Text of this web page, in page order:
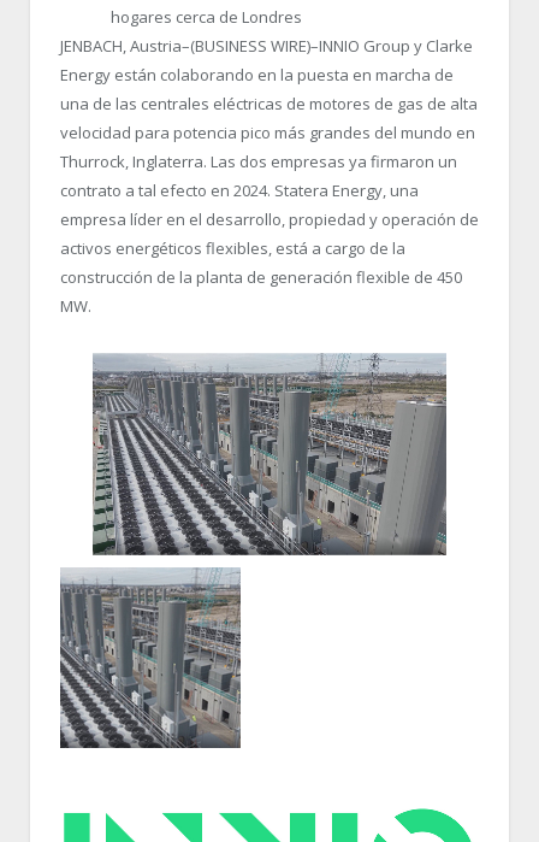
hogares cerca de Londres
JENBACH, Austria–(BUSINESS WIRE)–INNIO Group y Clarke
Energy están colaborando en la puesta en marcha de
una de las centrales eléctricas de motores de gas de alta
velocidad para potencia pico más grandes del mundo en
Thurrock, Inglaterra. Las dos empresas ya firmaron un
contrato a tal efecto en 2024. Statera Energy, una
empresa líder en el desarrollo, propiedad y operación de
activos energéticos flexibles, está a cargo de la
construcción de la planta de generación flexible de 450
MW.